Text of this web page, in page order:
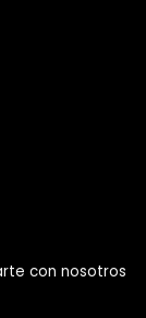
con nosotros